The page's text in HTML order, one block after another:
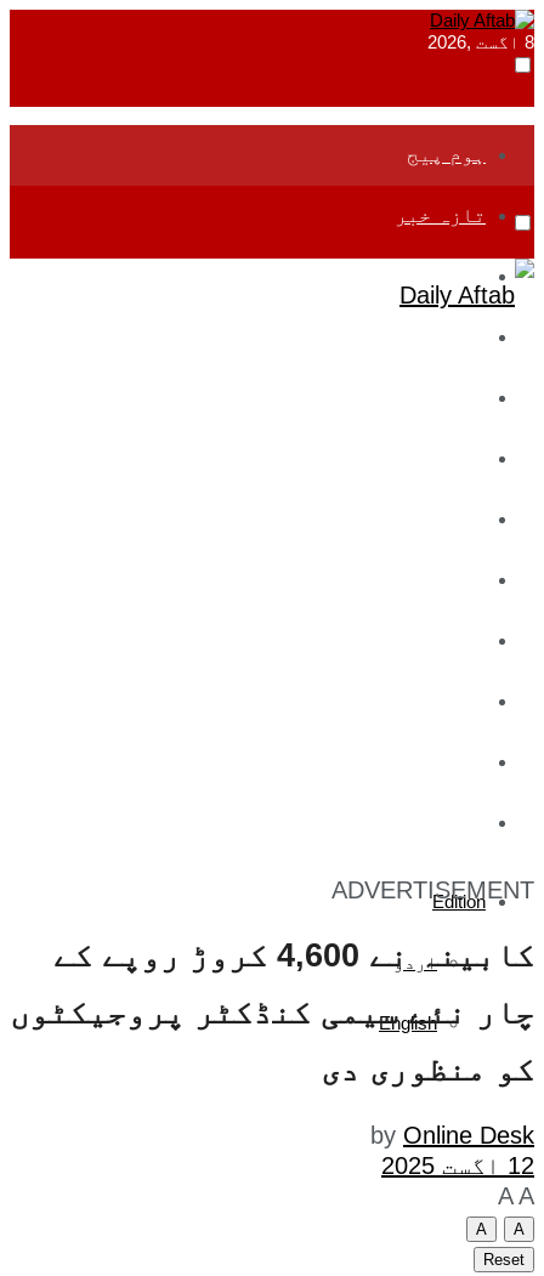
8 اگست ,2026
ہوم پیج
تازہ خبر
Edition
اردو
English
ADVERTISEMENT
کابینہ نے 4,600 کروڑ روپے کے
چار نئے سیمی کنڈکٹر پروجیکٹوں
کو منظوری دی
by Online Desk
12 اگست 2025
A A
A
A
Reset